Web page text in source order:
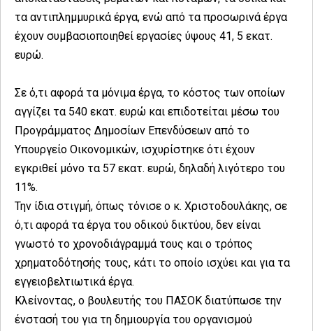
τα αντιπλημμυρικά έργα, ενώ από τα προσωρινά έργα
έχουν συμβασιοποιηθεί εργασίες ύψους 41, 5 εκατ.
ευρώ.
Σε ό,τι αφορά τα μόνιμα έργα, το κόστος των οποίων
αγγίζει τα 540 εκατ. ευρώ και επιδοτείται μέσω του
Προγράμματος Δημοσίων Επενδύσεων από το
Υπουργείο Οικονομικών, ισχυρίστηκε ότι έχουν
εγκριθεί μόνο τα 57 εκατ. ευρώ, δηλαδή λιγότερο του
11%.
Την ίδια στιγμή, όπως τόνισε ο κ. Χριστοδουλάκης, σε
ό,τι αφορά τα έργα του οδικού δικτύου, δεν είναι
γνωστό το χρονοδιάγραμμά τους και ο τρόπος
χρηματοδότησής τους, κάτι το οποίο ισχύει και για τα
εγγειοβελτιωτικά έργα.
Κλείνοντας, ο βουλευτής του ΠΑΣΟΚ διατύπωσε την
ένστασή του για τη δημιουργία του οργανισμού